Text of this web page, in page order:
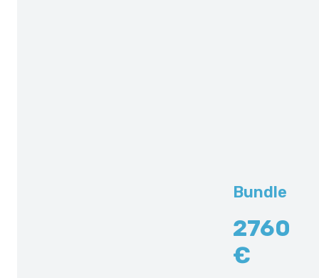
Bundle
2760
€